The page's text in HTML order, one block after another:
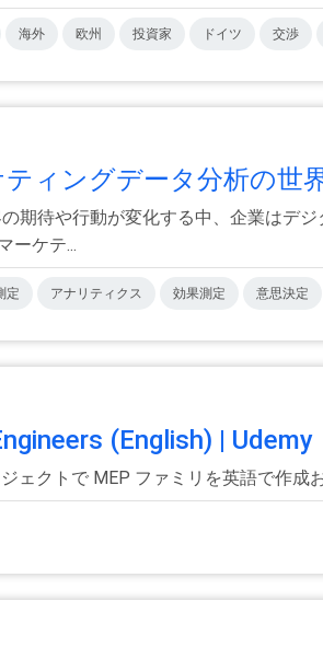
海外 欧州 投資家 ドイツ 交渉
ィングデータ分析の世
期待や行動が変化する中、企業はデ
ーケテ...
定 アナリティクス 効果測定 意思決定
(English) | Udemy
ェクトで MEP ファミリを英語で作成